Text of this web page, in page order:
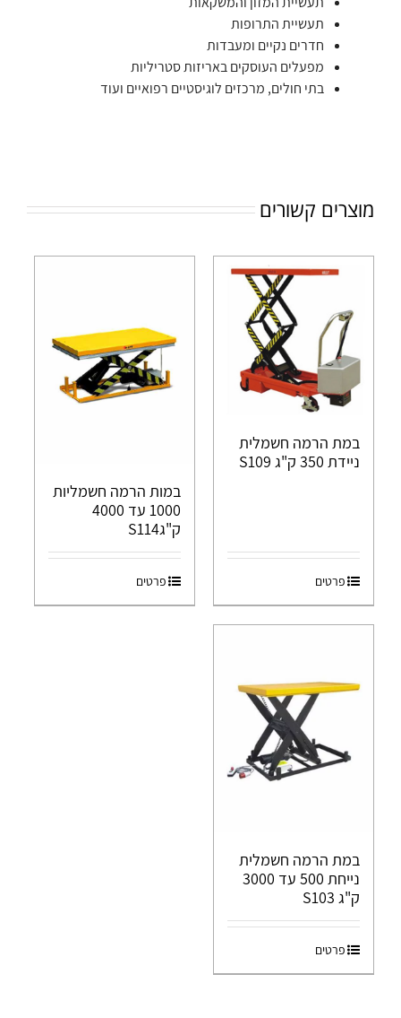
תעשיית התרופות
חדרים נקיים ומעבדות
מפעלים העוסקים באריזות סטריליות
בתי חולים, מרכזים לוגיסטיים רפואיים ועוד
מוצרים קשורים
במת הרמה חשמלית
ניידת 350 ק"ג S109
פרטים
במות הרמה חשמליות
1000 עד 4000
ק"גS114
פרטים
במת הרמה חשמלית
נייחת 500 עד 3000
ק"ג S103
פרטים